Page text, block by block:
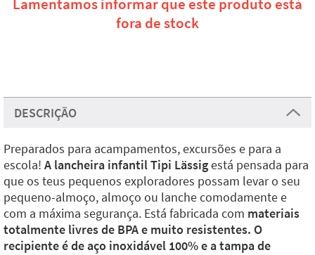
Lamentamos informar que este produto está
fora de stock
DESCRIÇÃO
Preparados para acampamentos, excursões e para a
escola! A lancheira infantil Tipi Lässigestá pensada para
que os teus pequenos exploradores possam levar o seu
pequeno-almoço, almoço ou lanche comodamente e
com a máxima segurança. Está fabricada com materiais
totalmente livres de BPA e muito resistentes. O
recipiente é de aço inoxidável 100% e a tampa de